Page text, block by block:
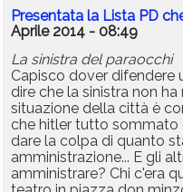
Presentata la Lista PD
Aprile 2014 - 08:49
La sinistra del paraocchi
Capisco dover difendere
dire che la sinistra non
situazione della città è
che hitler tutto sommato
dare la colpa di quanto
amministrazione... E gli
amministrare? Chi c'era